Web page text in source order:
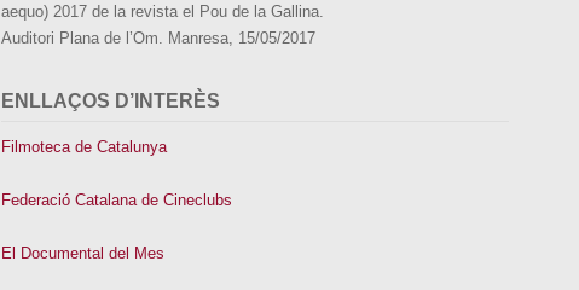
aequo) 2017 de la revista el Pou de la Gallina.
Auditori Plana de l’Om. Manresa, 15/05/2017
ENLLAÇOS D’INTERÈS
Filmoteca de Catalunya
Federació Catalana de Cineclubs
El Documental del Mes